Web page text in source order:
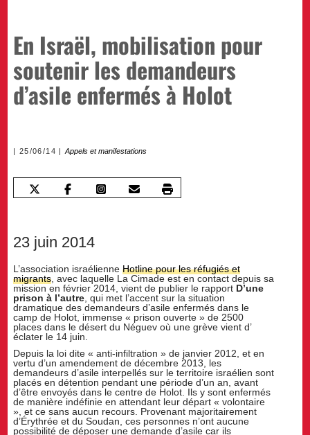
En Israël, mobilisation pour
soutenir les demandeurs
d’asile enfermés à Holot
25/06/14 Appels et manifestations
23 juin 2014
L’association israélienneHotline pour les réfugiés et
migrants , avec laquelle La Cimade est en contact depuis sa
mission en février 2014, vient de publier le rapport D’une
prison à l’autre , qui met l’accent sur la situation
dramatique des demandeurs d’asile enfermés dans le
camp de Holot, immense « prison ouverte » de 2500
places dans le désert du Néguev où une grève vient d’
éclater le 14 juin.
Depuis la loi dite « anti-infiltration » de janvier 2012, et en
vertu d’un amendement de décembre 2013, les
demandeurs d’asile interpellés sur le territoire israélien sont
placés en détention pendant une période d’un an, avant
d’être envoyés dans le centre de Holot. Ils y sont enfermés
de manière indéfinie en attendant leur départ « volontaire
», et ce sans aucun recours. Provenant majoritairement
d’Érythrée et du Soudan, ces personnes n’ont aucune
possibilité de déposer une demande d’asile car ils